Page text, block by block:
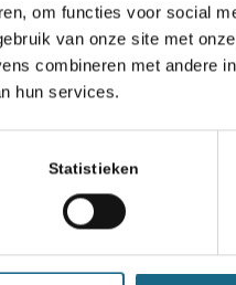
om functies voor social
van onze site met
combineren met andere
hun services.
Statistieken
Alekseenko. De
officiële website